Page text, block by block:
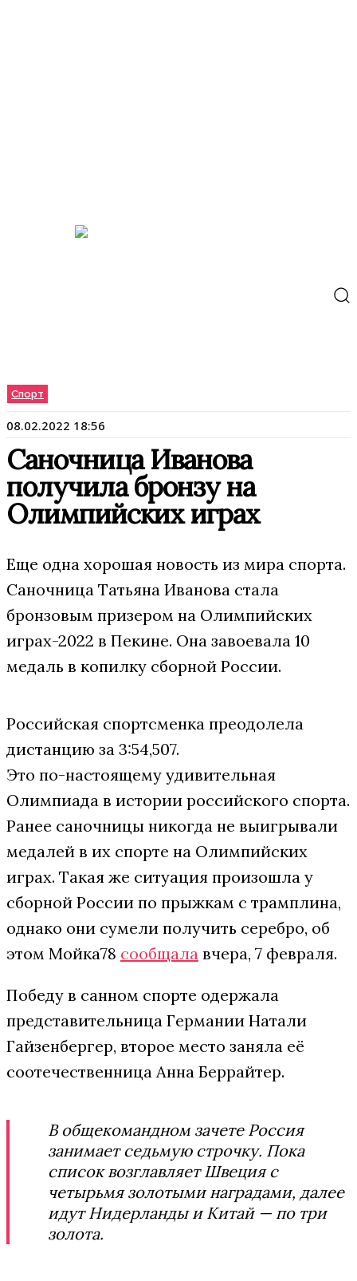
Спорт
08.02.2022 18:56
Саночница Иванова
получила бронзу на
Олимпийских играх
Еще одна хорошая новость из мира спорта.
Саночница Татьяна Иванова стала
бронзовым призером на Олимпийских
играх-2022 в Пекине. Она завоевала 10
медаль в копилку сборной России.
Российская спортсменка преодолела
дистанцию за 3:54,507.
Это по-настоящему удивительная
Олимпиада в истории российского спорта.
Ранее саночницы никогда не выигрывали
медалей в их спорте на Олимпийских
играх. Такая же ситуация произошла у
сборной России по прыжкам с трамплина,
однако они сумели получить серебро, об
этом Мойка78 сообщала вчера, 7 февраля.
Победу в санном спорте одержала
представительница Германии Натали
Гайзенбергер, второе место заняла её
соотечественница Анна Беррайтер.
В общекомандном зачете Россия
занимает седьмую строчку. Пока
список возглавляет Швеция с
четырьмя золотыми наградами, далее
идут Нидерланды и Китай — по три
золота.